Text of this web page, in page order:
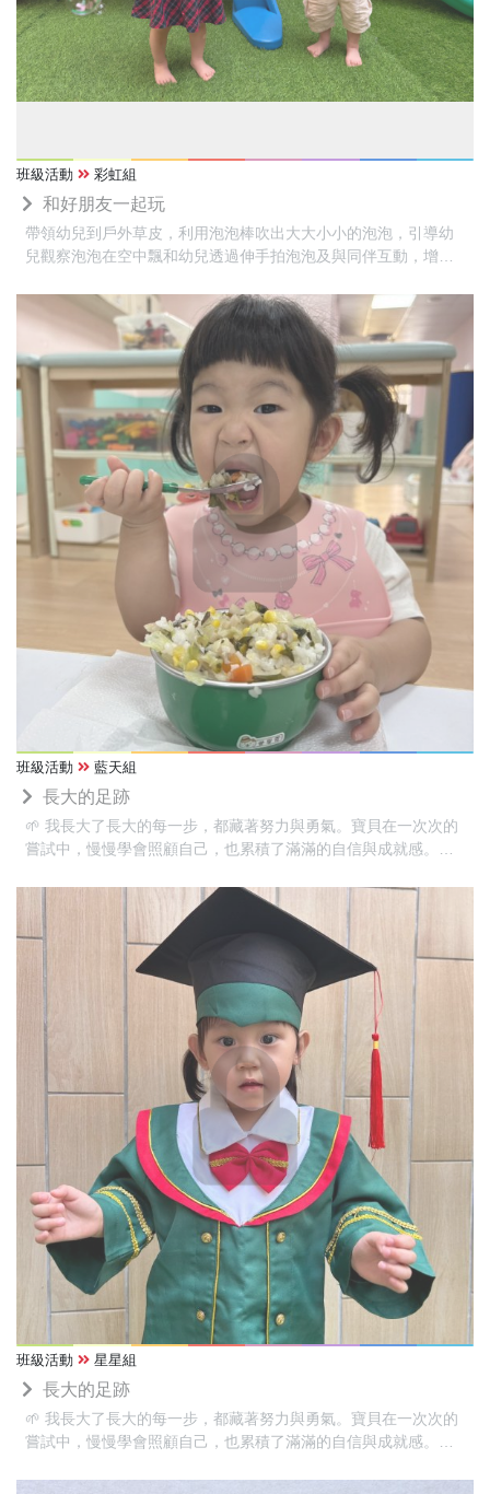
班級活動 彩虹組
和好朋友一起玩
帶領幼兒到戶外草皮，利用泡泡棒吹出大大小小的泡泡，引導幼
兒觀察泡泡在空中飄和幼兒透過伸手拍泡泡及與同伴互動，增進
戶外活動的樂趣，培養愉快的人際互動經驗。
班級活動 藍天組
長大的足跡
🌱 我長大了長大的每一步，都藏著努力與勇氣。寶貝在一次次的
嘗試中，慢慢學會照顧自己，也累積了滿滿的自信與成就感。相
班級活動 星星組
長大的足跡
🌱 我長大了長大的每一步，都藏著努力與勇氣。寶貝在一次次的
嘗試中，慢慢學會照顧自己，也累積了滿滿的自信與成就感。相